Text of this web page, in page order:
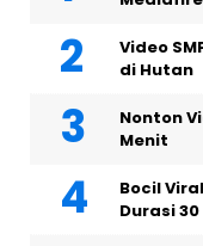
Video
di Hutan
Nonton
Menit
Bocil
Durasi